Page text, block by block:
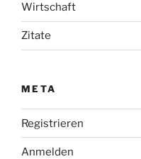
Wirtschaft
Zitate
META
Registrieren
Anmelden